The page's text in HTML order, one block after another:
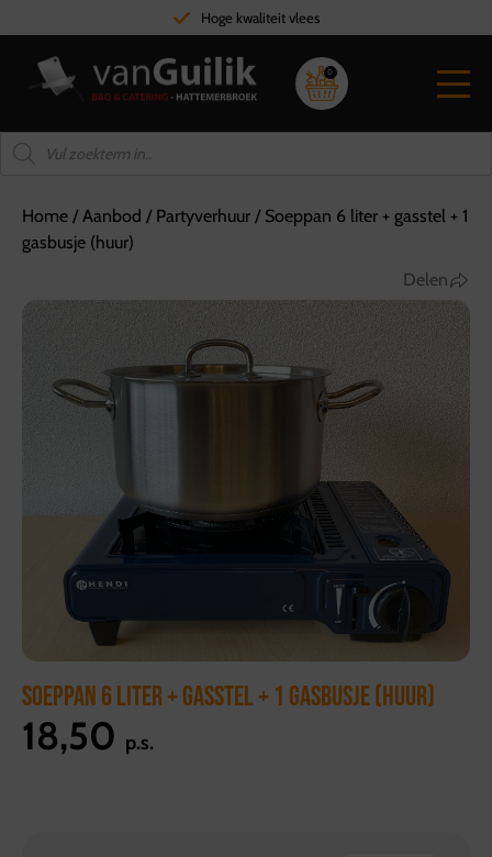
Hoge kwaliteit vlees
0
Home /Aanbod / Partyverhuur / Soeppan 6 liter + gasstel + 1
gasbusje (huur)
SOEPPAN 6 LITER + GASSTEL + 1 GASBUSJE (HUUR)
Delen
18,50 p.s.